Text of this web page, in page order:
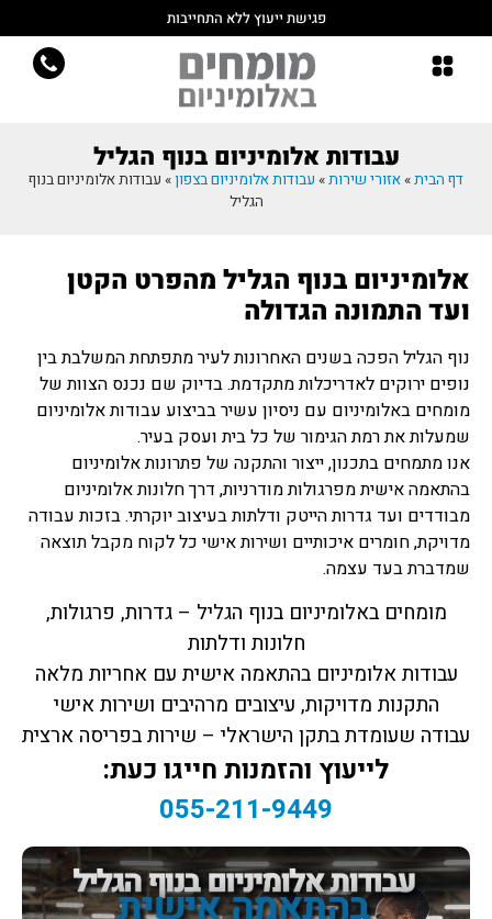
פגישת ייעוץ ללא התחייבות
עבודות אלומיניום בנוף הגליל
דף הבית»אזורי שירות» עבודות אלומיניום בצפון» עבודות אלומיניום בנוף
הגליל
אלומיניום בנוף הגליל מהפרט הקטן
ועד התמונה הגדולה
נוף הגליל הפכה בשנים האחרונות לעיר מתפתחת המשלבת בין
נופים ירוקים לאדריכלות מתקדמת. בדיוק שם נכנס הצוות של
מומחים באלומיניום עם ניסיון עשיר בביצוע עבודות אלומיניום
שמעלות את רמת הגימור של כל בית ועסק בעיר.
אנו מתמחים בתכנון, ייצור והתקנה של פתרונות אלומיניום
בהתאמה אישית מפרגולות מודרניות, דרך חלונות אלומיניום
מבודדים ועד גדרות הייטק ודלתות בעיצוב יוקרתי. בזכות עבודה
מדויקת, חומרים איכותיים ושירות אישי כל לקוח מקבל תוצאה
שמדברת בעד עצמה.
מומחים באלומיניום בנוף הגליל – גדרות, פרגולות,
חלונות ודלתות
עבודות אלומיניום בהתאמה אישית עם אחריות מלאה
התקנות מדויקות, עיצובים מרהיבים ושירות אישי
עבודה שעומדת בתקן הישראלי – שירות בפריסה ארצית
לייעוץ והזמנות חייגו כעת:
055-211-9449